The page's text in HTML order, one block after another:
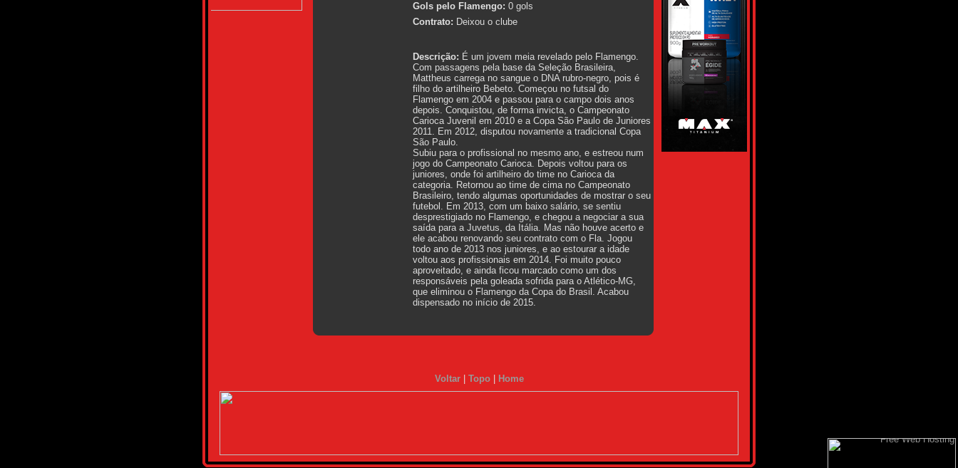
Gols pelo Flamengo: 0 gols
Contrato: Deixou o clube
Descrição: É um jovem meia revelado pelo Flamengo.
Com passagens pela base da Seleção Brasileira,
Mattheus carrega no sangue o DNA rubro-negro, pois é
filho do artilheiro Bebeto. Começou no futsal do
Flamengo em 2004 e passou para o campo dois anos
depois. Conquistou, de forma invicta, o Campeonato
Carioca Juvenil em 2010 e a Copa São Paulo de Juniores
2011. Em 2012, disputou novamente a tradicional Copa
São Paulo.
Subiu para o profissional no mesmo ano, e estreou num
jogo do Campeonato Carioca. Depois voltou para os
juniores, onde foi artilheiro do time no Carioca da
categoria. Retornou ao time de cima no Campeonato
Brasileiro, tendo algumas oportunidades de mostrar o seu
futebol. Em 2013, com um baixo salário, se sentiu
desprestigiado no Flamengo, e chegou a negociar a sua
saída para a Juvetus, da Itália. Mas não houve acerto e
ele acabou renovando seu contrato com o Fla. Jogou
todo ano de 2013 nos juniores, e ao estourar a idade
voltou aos profissionais em 2014. Foi muito pouco
aproveitado, e ainda ficou marcado como um dos
responsáveis pela goleada sofrida para o Atlético-MG,
que eliminou o Flamengo da Copa do Brasil. Acabou
dispensado no início de 2015.
Voltar Topo Home